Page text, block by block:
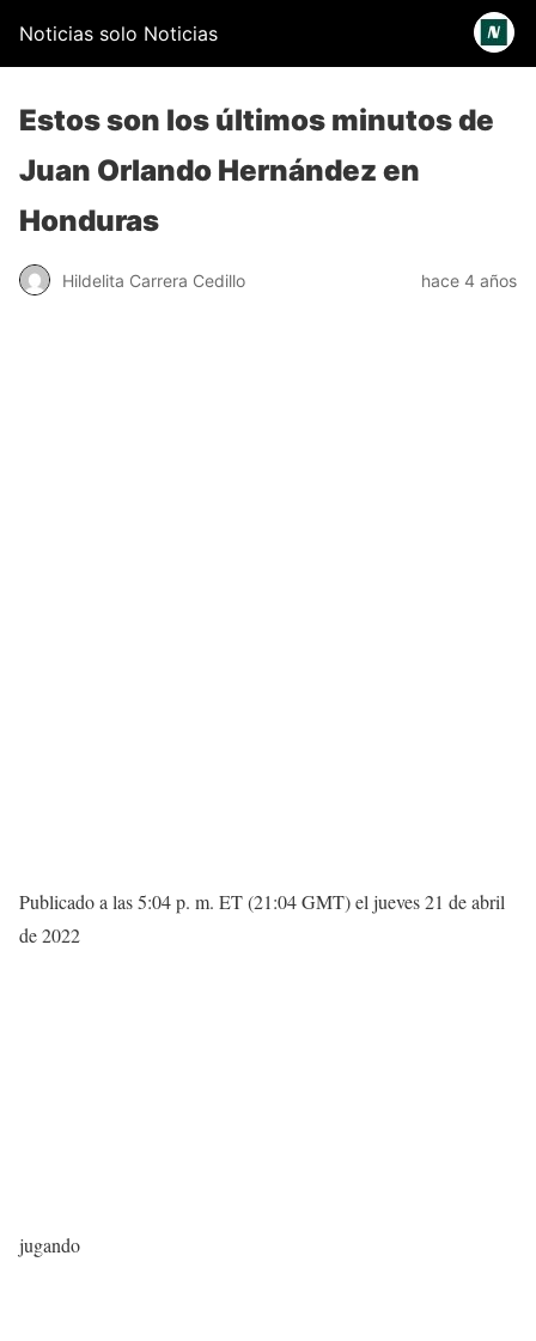
Noticias solo Noticias
Estos son los últimos minutos de
Juan Orlando Hernández en
Honduras
Hildelita Carrera Cedillo hace 4 años
Publicado a las 5:04 p. m. ET (21:04 GMT) el jueves 21 de abril
de 2022
jugando